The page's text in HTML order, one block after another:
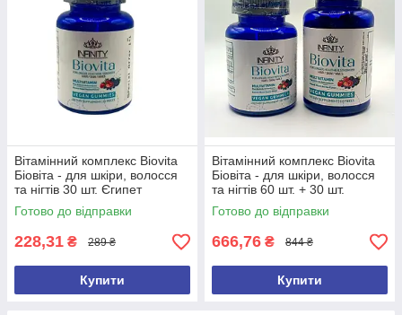
Вітамінний комплекс Biovita
Біовіта - для шкіри, волосся
та нігтів 30 шт. Єгипет
Оригінал
Готово до відправки
228,31 ₴ 289 ₴
Купити
Вітамінний комплекс Biovita
Біовіта - для шкіри, волосся
та нігтів 60 шт. + 30 шт.
Єгипет Оригінал
Готово до відправки
666,76 ₴ 844 ₴
Купити